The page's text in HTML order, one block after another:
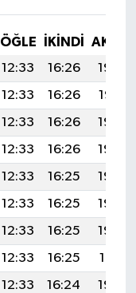
ÖĞLE İKINDI
12:33 16:26
19:48
12:33 16:26
19:47
12:33 16:26
19:46
12:33 16:26
19:45
12:33 16:25
19:44
12:33 16:25
19:43
12:33 16:25
19:42
12:33 16:25
19:41
12:33 16:24
19:40